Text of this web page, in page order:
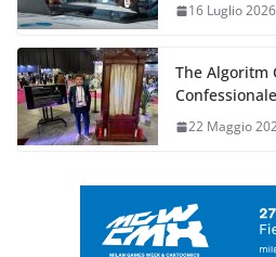
16 Luglio 2026
The Algoritm
22 Maggio